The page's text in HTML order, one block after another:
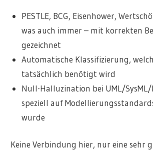
PESTLE, BCG, Eisenhower,
was auch immer – mit korrekten
gezeichnet
Automatische Klassifizierung,
tatsächlich benötigt wird
Null-Halluzination bei UML/SysML/
speziell auf
wurde
Keine Verbindung hier, nur eine sehr